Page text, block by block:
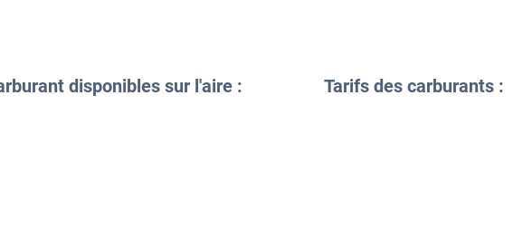
disponibles sur l'aire : Tarifs des carburants :